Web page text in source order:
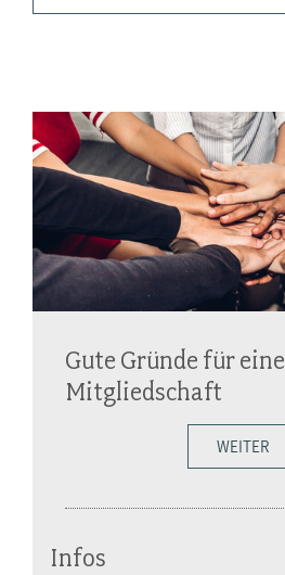
Gute Gründe für eine
Mitgliedschaft
WEITER
Infos